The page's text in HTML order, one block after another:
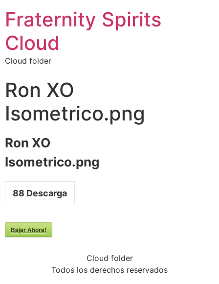
Fraternity Spirits
Cloud
Cloud folder
Ron XO
Isometrico.png
Ron XO
Isometrico.png
88 Descarga
Bajar Ahora!
Cloud folder
Todos los derechos reservados